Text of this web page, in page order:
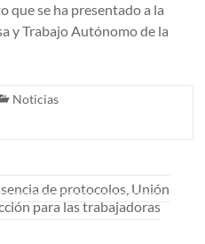
que se ha presentado a la
y Trabajo Autónomo de la
Noticias
de protocolos, Unión
para las trabajadoras